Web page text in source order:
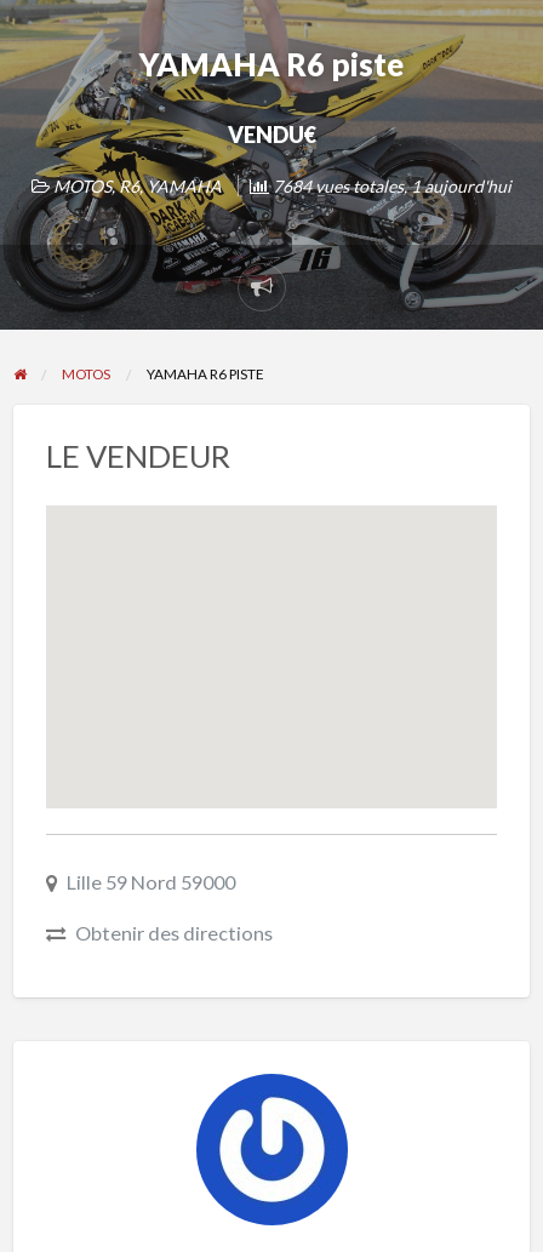
YAMAHA R6 piste
VENDU€
MOTOS,R6,YAMAHA 7684 vues totales, 1 aujourd'hui
Signaler
un
problème
MOTOS YAMAHA R6 PISTE
LE VENDEUR
Lille 59 Nord 59000
Obtenir des directions